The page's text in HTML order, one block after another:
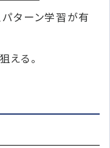
パターン学習が有
える。